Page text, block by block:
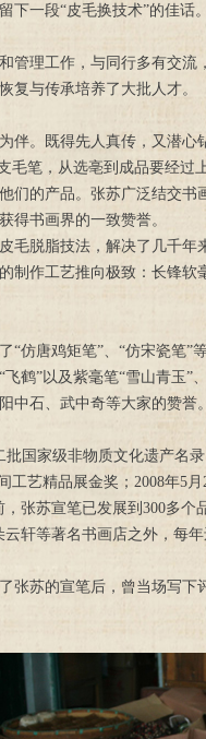
下一段“皮毛换技术”的佳
理工作，与同行多有交流
复与传承培养了大批人才。
。既得先人真传，又潜心
毛笔，从选亳到成品要经
们的产品。张苏广泛结交
得书画界的一致赞誉。
脱脂技法，解决了几千年
制作工艺推向极致：长锋
唐鸡矩笔”、“仿宋瓷笔”
飞鹤”以及紫毫笔“雪山青玉
中石、武中奇等大家的赞
家级非物质文化遗产名录
工艺精品展金奖；2008年5
张苏宣笔已发展到300多个
轩等著名书画店之外，每
苏的宣笔后，曾当场写下